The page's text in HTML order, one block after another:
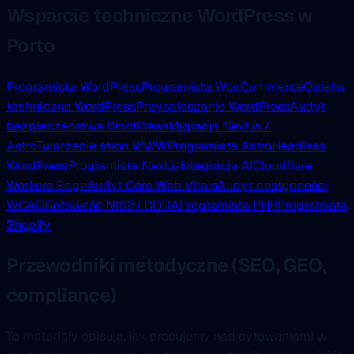
Programista WordPressProgramista WooCommerceOpieka
techniczna WordPressPrzyspieszanie WordPressAudyt
bezpieczeństwa WordPressMigracja Next.js /
AstroTworzenie stron WWWProgramista AstroHeadless
WordPressProgramista Next.jsIntegracja AICloudflare
Workers EdgeAudyt Core Web VitalsAudyt dostępności
WCAGGotowość NIS2 i DORAProgramista PHPProgramista
Shopify